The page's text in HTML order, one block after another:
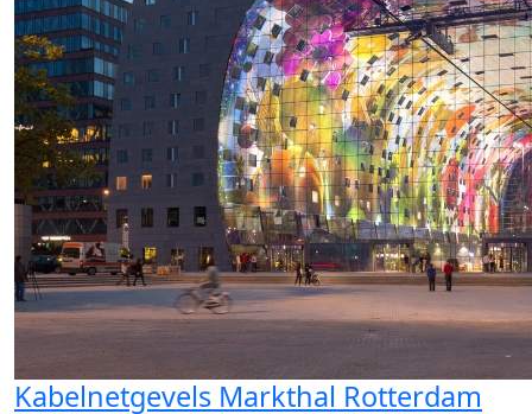
Kabelnetgevels Markthal Rotterdam